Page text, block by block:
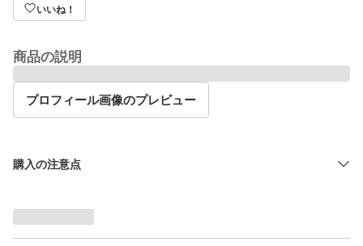
いいね！
商品の説明
プロフィール画像のプレビュー
購入の注意点